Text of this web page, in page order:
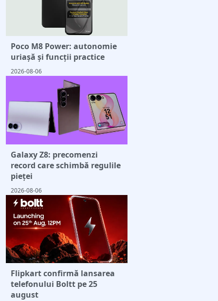
Poco M8 Power: autonomie
uriașă și funcții practice
2026-08-06
Galaxy Z8: precomenzi
record care schimbă regulile
pieței
2026-08-06
Flipkart confirmă lansarea
telefonului Boltt pe 25
august